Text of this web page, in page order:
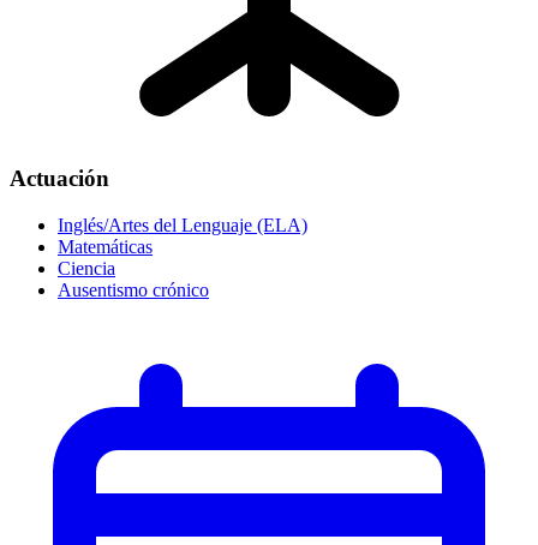
Actuación
Inglés/Artes del Lenguaje (ELA)
Matemáticas
Ciencia
Ausentismo crónico